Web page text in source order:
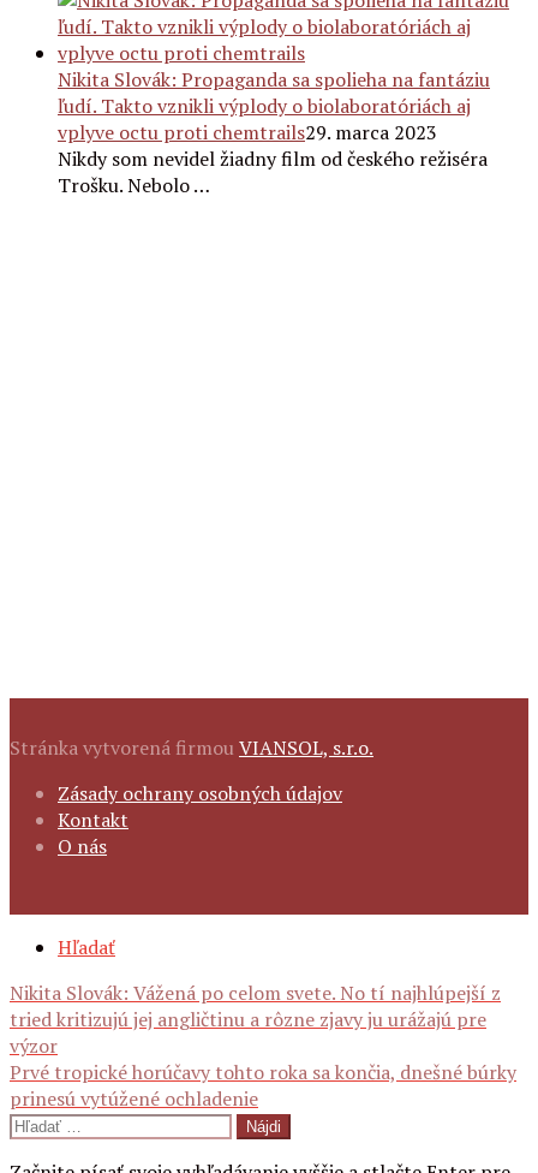
Nikita Slovák: Propaganda sa spolieha na fantáziu
ľudí. Takto vznikli výplody o biolaboratóriách aj
vplyve octu proti chemtrails29. marca 2023
Nikdy som nevidel žiadny film od českého režiséra
Trošku. Nebolo …
Stránka vytvorená firmou VIANSOL, s.r.o.
FOOTER
NAVIGATION
Zásady ochrany osobných údajov
Kontakt
O nás
SECONDARY
Hľadať
Navigácia
článku
Nikita Slovák: Vážená po celom svete. No tí najhlúpejší z
tried kritizujú jej angličtinu a rôzne zjavy ju urážajú pre
výzor
Prvé tropické horúčavy tohto roka sa končia, dnešné búrky
prinesú vytúžené ochladenie
Hľadať: